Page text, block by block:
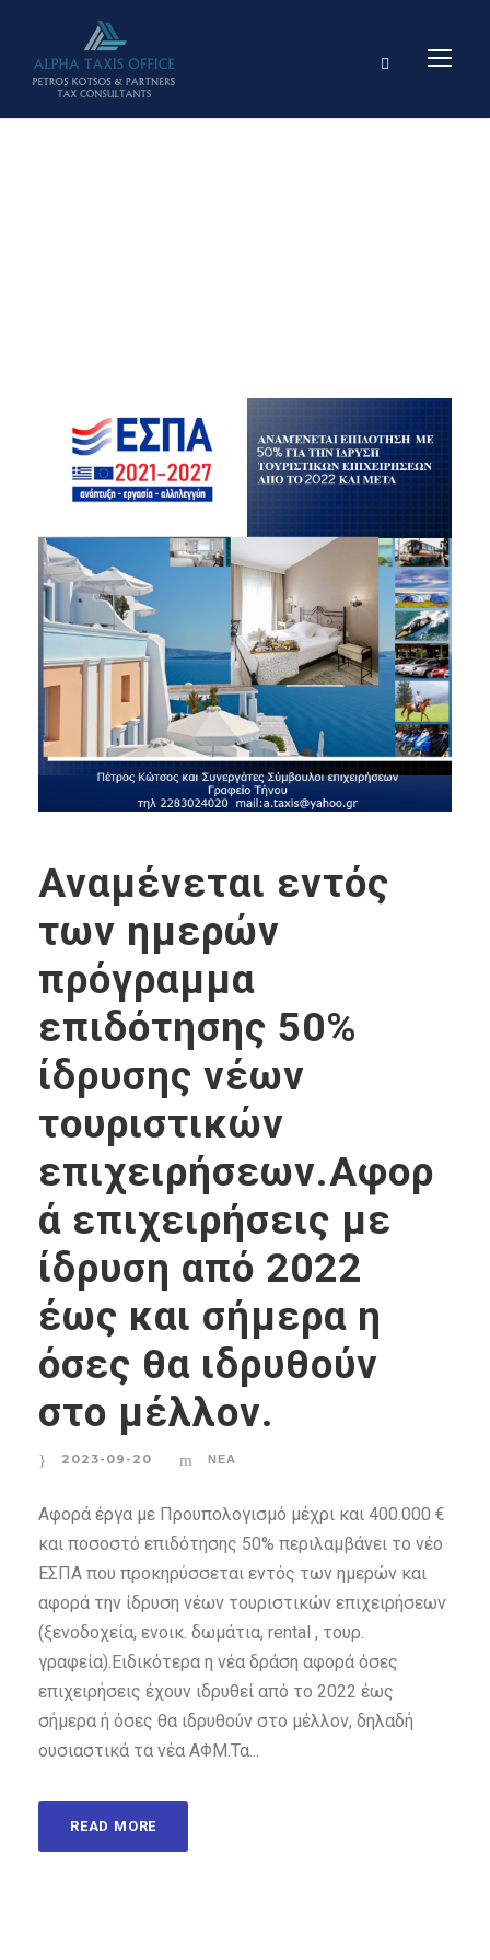
Αναμένεται εντός
των ημερών
πρόγραμμα
επιδότησης 50%
ίδρυσης νέων
τουριστικών
επιχειρήσεων.Αφορ
ά επιχειρήσεις με
ίδρυση από 2022
έως και σήμερα η
όσες θα ιδρυθούν
στο μέλλον.
2023-09-20 ΝΈΑ
Αφορά έργα με Προυπολογισμό μέχρι και 400.000 €
και ποσοστό επιδότησης 50% περιλαμβάνει το νέο
ΕΣΠΑ που προκηρύσσεται εντός των ημερών και
αφορά την ίδρυση νέων τουριστικών επιχειρήσεων
(ξενοδοχεία, ενοικ. δωμάτια, rental , τουρ.
γραφεία).Ειδικότερα η νέα δράση αφορά όσες
επιχειρήσεις έχουν ιδρυθεί από το 2022 έως
σήμερα ή όσες θα ιδρυθούν στο μέλλον, δηλαδή
ουσιαστικά τα νέα ΑΦΜ.Τα...
READ MORE